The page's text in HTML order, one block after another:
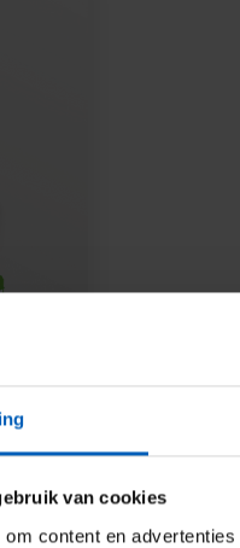
van cookies
content en